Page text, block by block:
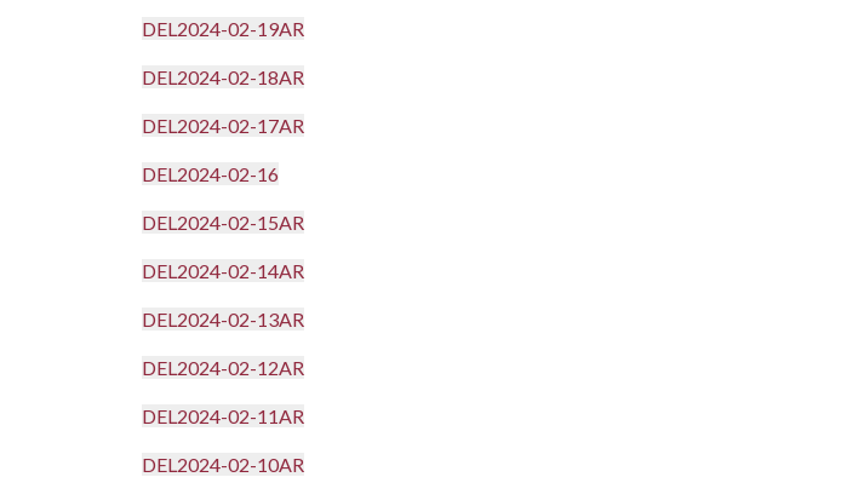
DEL2024-02-19AR
DEL2024-02-18AR
DEL2024-02-17AR
DEL2024-02-16
DEL2024-02-15AR
DEL2024-02-14AR
DEL2024-02-13AR
DEL2024-02-12AR
DEL2024-02-11AR
DEL2024-02-10AR